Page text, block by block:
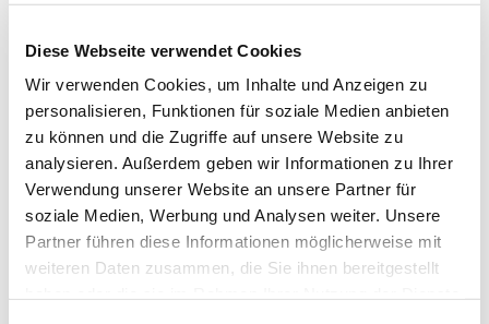
Diese Webseite verwendet Cookies
Wir verwenden Cookies, um Inhalte und Anzeigen zu
personalisieren, Funktionen für soziale Medien anbieten
zu können und die Zugriffe auf unsere Website zu
analysieren. Außerdem geben wir Informationen zu Ihrer
Verwendung unserer Website an unsere Partner für
soziale Medien, Werbung und Analysen weiter. Unsere
Partner führen diese Informationen möglicherweise mit
weiteren Daten zusammen, die Sie ihnen bereitgestellt
15230 Frankfurt (Oder)